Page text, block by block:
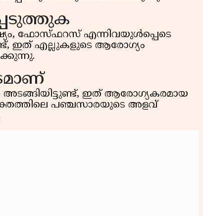
ഫോസ്ഫറസ് എന്നിവയുള്‍പ്പെടെ
ഇത് എല്ലുകളുടെ ആരോഗ്യം
ഇത് ആരോഗ്യകരമായ
പഞ്ചസാരയുടെ അളവ്